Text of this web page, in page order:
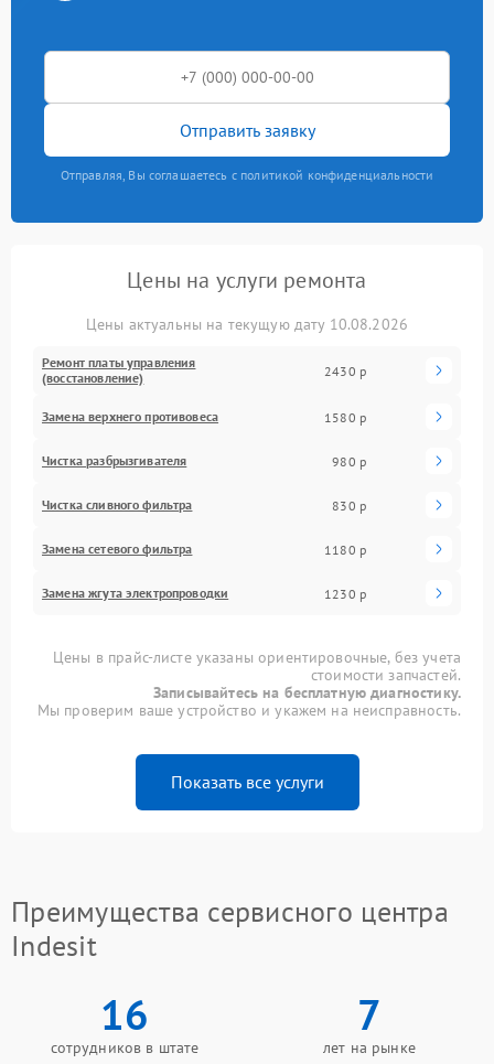
Отправить заявку
Отправляя, Вы соглашаетесь с политикой конфиденциальности
Цены на услуги ремонта
Цены актуальны на текущую дату 10.08.2026
Ремонт платы управления
(восстановление)
2430 р
Замена верхнего противовеса 1580 р
Чистка разбрызгивателя 980 р
Чистка сливного фильтра 830 р
Замена сетевого фильтра 1180 р
Замена жгута электропроводки 1230 р
Цены в прайс-листе указаны ориентировочные, без учета
стоимости запчастей.
Записывайтесь на бесплатную диагностику.
Мы проверим ваше устройство и укажем на неисправность.
Показать все услуги
Преимущества сервисного центра
Indesit
16
сотрудников в штате
7
лет на рынке